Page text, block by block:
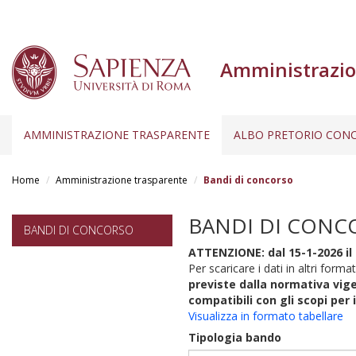
AMMINISTRAZIONE TRASPARENTE ALBO PRETORIO
Home Amministrazione trasparente Bandi di concorso
BANDI DI CONCORSO BANDI DI
ATTENZIONE: dal 15-1-
Per scaricare i dati in altri
previste dalla normativa
compatibili con gli scopi
Visualizza in formato tabellare
Tipologia bando